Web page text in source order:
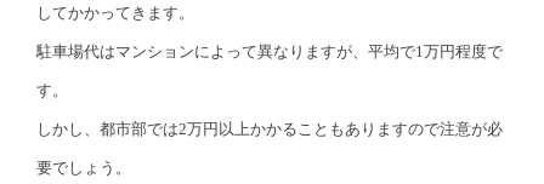
してかかってきます。
駐車場代はマンションによって異なりますが、平均で1万円程度で
す。
しかし、都市部では2万円以上かかることもありますので注意が必
要でしょう。